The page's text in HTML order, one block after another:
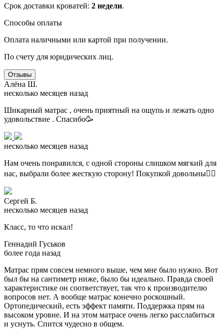
Срок доставки кроватей: 2 недели.
Способы оплаты
Оплата наличными или картой при получении.
По счету для юридических лиц.
Отзывы
Алёна Ш.
несколько месяцев назад
Шикарный матрас , очень приятный на ощупь и лежать одно
удовольствие . Спасибо🥳
несколько месяцев назад
Нам очень понравился, с одной стороны слишком мягкий для
нас, выбрали более жесткую сторону! Покупкой довольны👌🏽
Сергей Б.
несколько месяцев назад
Класс, то что искал!
Геннадий Гуськов
более года назад
Матрас прям совсем немного выше, чем мне было нужно. Вот
был бы на сантиметр ниже, было бы идеально. Правда своей
характеристике он соответствует, так что к производителю
вопросов нет. А вообще матрас конечно роскошный.
Ортопедический, есть эффект памяти. Поддержка прям на
высоком уровне. И на этом матрасе очень легко расслабиться
и уснуть. Спится чудесно в общем.